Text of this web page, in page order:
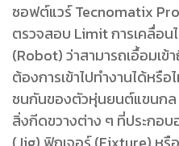
ซอฟต์แวร์ Tecnomatix
ตรวจสอบ Limit การเคลื่อ
(Robot) ว่าสามารถเอื้อมเ
ต้องการเข้าไปทํางานได้หรื
ชนกันของตัวหุ่นยนต์แขนก
สิ่งกีดขวางต่าง ๆ ที่ประกอ